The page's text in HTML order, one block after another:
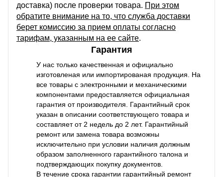
доставка) после проверки товара. При этом
обратите внимание на то, что служба доставки
берет комиссию за прием оплаты согласно
тарифам, указанным на ее сайте.
Гарантия
У нас только качественная и официально
изготовленая или импортированая продукция. На
все товары с электронными и механическими
компонентами предоставляется официальная
гарантия от производителя. Гарантийный срок
указан в описании соответствующего товара и
составляет от 2 недель до 2 лет. Гарантийный
ремонт или замена товара возможны
исключительно при условии наличия должным
образом заполненного гарантийного талона и
подтверждающих покупку документов.
В течение срока гарантии гарантийный ремонт